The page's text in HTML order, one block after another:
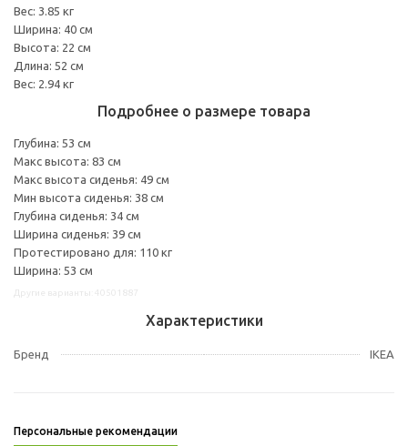
Вес: 3.85 кг
Ширина: 40 см
Высота: 22 см
Длина: 52 см
Вес: 2.94 кг
Подробнее о размере товара
Глубина: 53 см
Макс высота: 83 см
Макс высота сиденья: 49 см
Мин высота сиденья: 38 см
Глубина сиденья: 34 см
Ширина сиденья: 39 см
Протестировано для: 110 кг
Ширина: 53 см
Характеристики
Бренд IKEA
Персональные рекомендации